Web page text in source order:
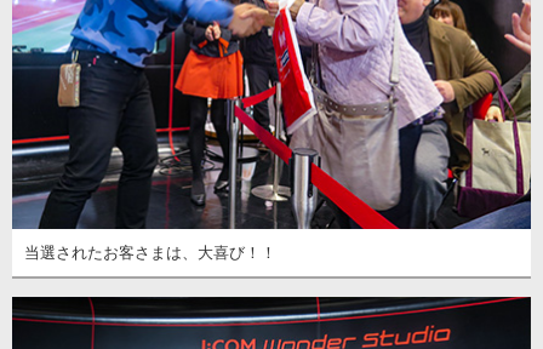
当選されたお客さまは、大喜び！！